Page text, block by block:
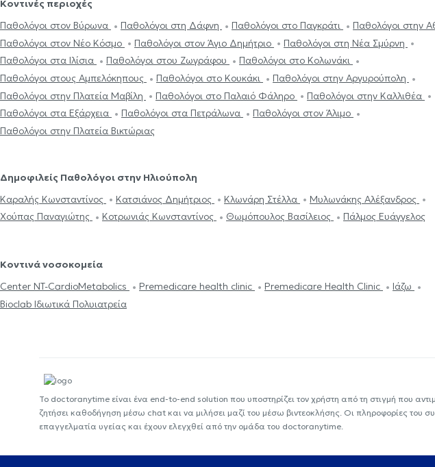
Κοντινές περιοχές
Παθολόγοι στον Βύρωνα
Παθολόγοι στη Δάφνη Παθολόγοι στο Παγκράτι
Παθολόγοι στην
Παθολόγοι στον Νέο Κόσμο
Παθολόγοι στον Άγιο Δημήτριο
Παθολόγοι στη Νέα Σμύρνη
Παθολόγοι στα Ιλίσια
Παθολόγοι στου Ζωγράφου
Παθολόγοι στο Κολωνάκι
Παθολόγοι στους Αμπελόκηπους
Παθολόγοι στο Κουκάκι
Παθολόγοι στην Αργυρούπολη
Παθολόγοι στην Πλατεία Μαβίλη
Παθολόγοι στο Παλαιό Φάληρο
Παθολόγοι στην Καλλιθέα
Παθολόγοι στα Εξάρχεια
Παθολόγοι στα Πετράλωνα
Παθολόγοι στον Άλιμο
Παθολόγοι στην Πλατεία Βικτώριας
Δημοφιλείς Παθολόγοι στην Ηλιούπολη
Καραλής Κωνσταντίνος
Κατσιάνος Δημήτριος Κλωνάρη Στέλλα
Μυλωνάκης Αλέξανδρος
Χούπας Παναγιώτης
Κοτρωνιάς Κωνσταντίνος Θωμόπουλος Βασίλειος Πάλμος Ευάγγελος
Κοντινά νοσοκομεία
Center NT-CardioMetabolics
Premedicare health clinic Premedicare Health Clinic
Ιάζω
Bioclab Ιδιωτικά Πολυιατρεία
Το doctoranytime είναι ένα end-to-end solution που υποστηρίζει τον χρήστη από τη στιγμή που
ζητήσει καθοδήγηση μέσω chat και να μιλήσει μαζί του μέσω βιντεοκλήσης. Οι πληροφορίες του
επαγγελματία υγείας και έχουν ελεγχθεί από την ομάδα του doctoranytime.